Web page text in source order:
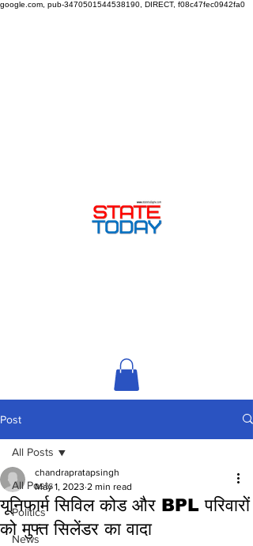
google.com, pub-3470501544538190, DIRECT, f08c47fec0942fa0
Post
All Posts
Politics
News
All Posts
यूनिफार्म सिविल कोड और BPL परिवारों
को मुफ्त सिलेंडर का वादा
chandrapratapsingh
May 1, 2023 2 min read